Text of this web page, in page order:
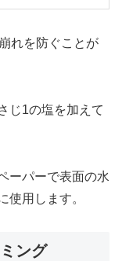
れを防ぐことが
じ1の塩を加えて
ーパーで表面の水
使用します。
ング